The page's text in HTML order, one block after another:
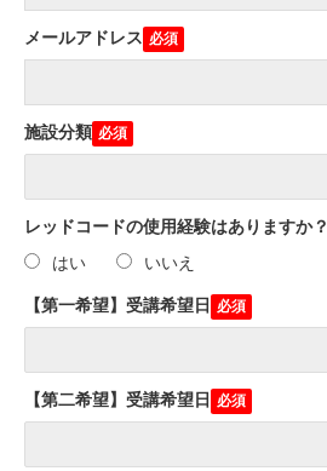
メールアドレス
施設分類
レッドコードの使用経験はありますか？
はい
いいえ
【第一希望】受講希望日
【第二希望】受講希望日